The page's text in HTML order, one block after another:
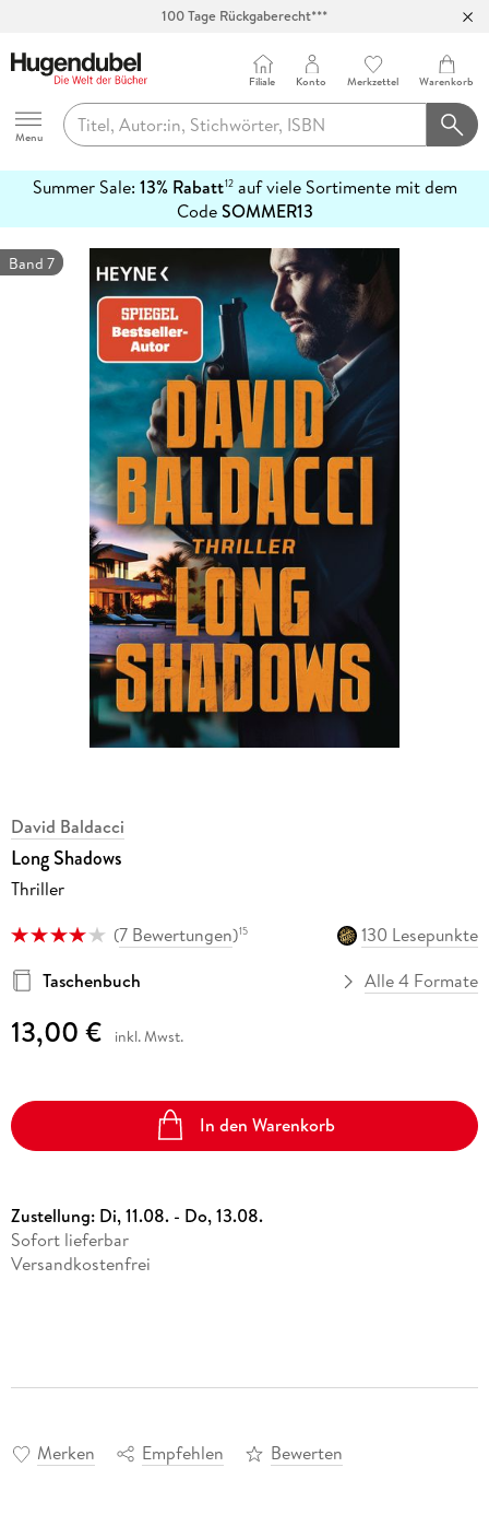
100 Tage Rückgaberecht***
Hugendubel
Menu
Filiale Konto Merkzettel Warenkorb
Summer Sale: 13% Rabatt12auf viele Sortimente mit dem
CodeSOMMER13
erfahren
Band 7
David Baldacci
Long Shadows
Thriller
(7 Bewertungen)15
130 Lesepunkte
Taschenbuch
Alle 4 Formate
13,00 € inkl. Mwst.
In den Warenkorb
Zustellung: Di, 11.08. - Do, 13.08.
Sofort lieferbar
Versandkostenfrei
Merken Empfehlen Bewerten